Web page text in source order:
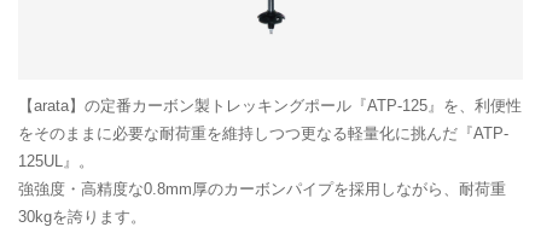
【arata】の定番カーボン製トレッキングポール『ATP-125』を、利便性
をそのままに必要な耐荷重を維持しつつ更なる軽量化に挑んだ『ATP-
125UL』。
強強度・高精度な0.8mm厚のカーボンパイプを採用しながら、耐荷重
30kgを誇ります。